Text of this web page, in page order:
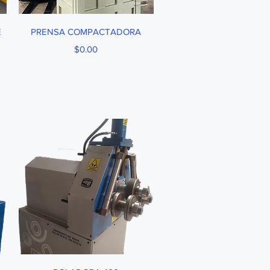
Vista rápida
PRENSA COMPACTADORA
Precio
$0.00